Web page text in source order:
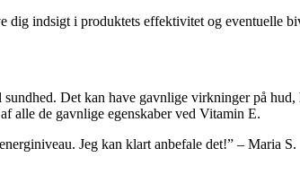
dig indsigt i produktets effektivitet og eventuelle
Det kan have gavnlige virkninger på hud,
alle de gavnlige egenskaber ved Vitamin E.
Jeg kan klart anbefale det!” – Maria S.